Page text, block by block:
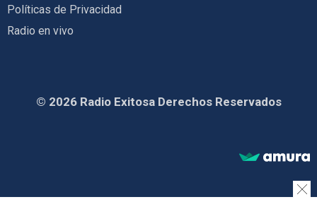
Políticas de Privacidad
Radio en vivo
© 2026 Radio Exitosa Derechos Reservados